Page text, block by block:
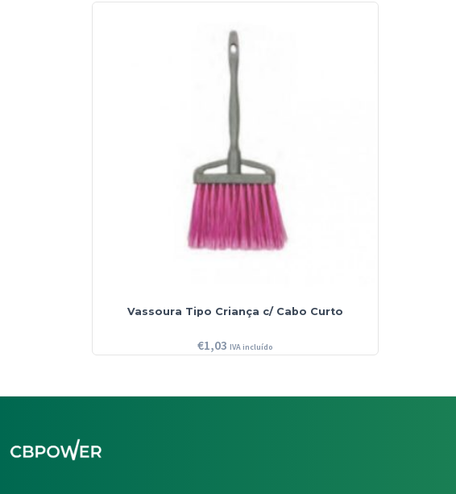
Vassoura Tipo Criança c/ Cabo Curto
€1,03 IVA incluído